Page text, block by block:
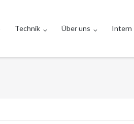
Technik Über uns Intern